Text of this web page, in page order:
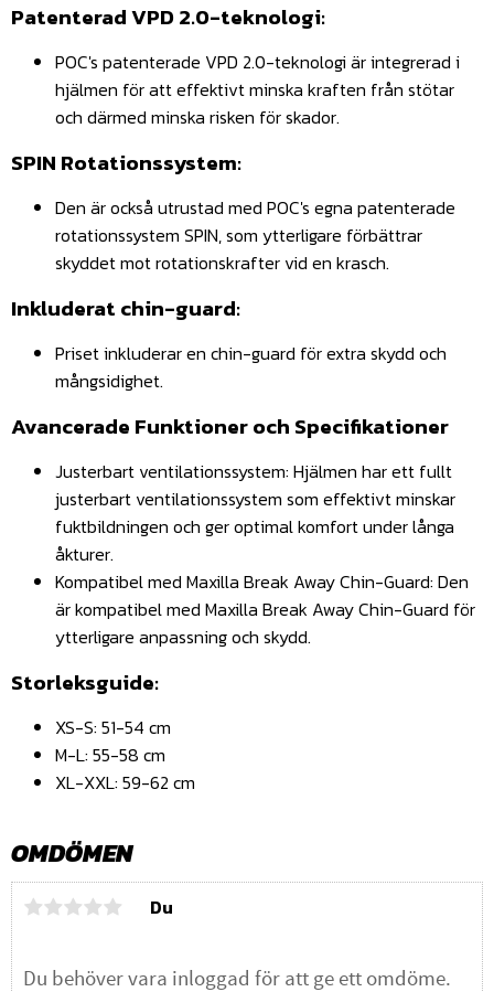
Patenterad VPD 2.0-teknologi:
POC's patenterade VPD 2.0-teknologi är integrerad i
hjälmen för att effektivt minska kraften från stötar
och därmed minska risken för skador.
SPIN Rotationssystem:
Den är också utrustad med POC's egna patenterade
rotationssystem SPIN, som ytterligare förbättrar
skyddet mot rotationskrafter vid en krasch.
Inkluderat chin-guard:
Priset inkluderar en chin-guard för extra skydd och
mångsidighet.
Avancerade Funktioner och Specifikationer
Justerbart ventilationssystem: Hjälmen har ett fullt
justerbart ventilationssystem som effektivt minskar
fuktbildningen och ger optimal komfort under långa
åkturer.
Kompatibel med Maxilla Break Away Chin-Guard: Den
är kompatibel med Maxilla Break Away Chin-Guard för
ytterligare anpassning och skydd.
Storleksguide:
XS-S: 51-54 cm
M-L: 55-58 cm
XL-XXL: 59-62 cm
OMDÖMEN
Du